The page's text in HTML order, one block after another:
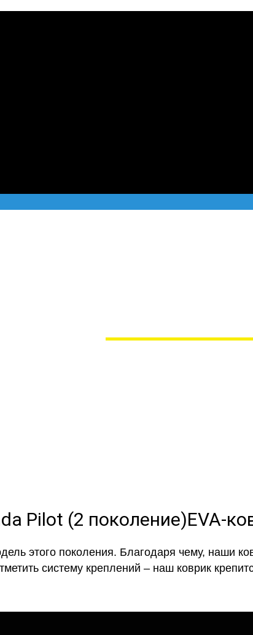
EVA-
этого поколения. Благодаря чему, наши
систему креплений – наш коврик